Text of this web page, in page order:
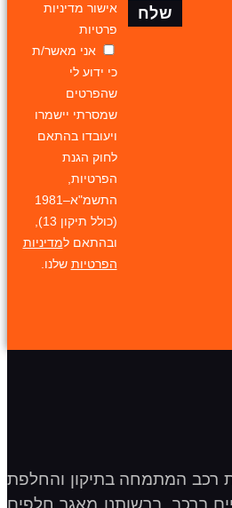
אישור מדיניות
פרטיות
אני מאשר/ת
כי ידוע לי
שהפרטים
שמסרתי יישמרו
ויעובדו בהתאם
לחוק הגנת
הפרטיות,
התשמ"א–1981
(כולל תיקון 13),
ובהתאם למדיניות
הפרטיות שלנו.
שלח
רכב המתמחה בתיקון והחלפת